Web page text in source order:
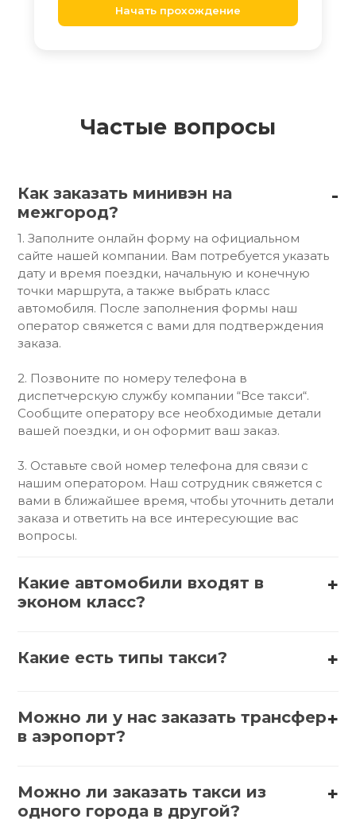
Начать прохождение
Частые вопросы
Как заказать минивэн на
межгород?
1. Заполните онлайн форму на официальном
сайте нашей компании. Вам потребуется указать
дату и время поездки, начальную и конечную
точки маршрута, а также выбрать класс
автомобиля. После заполнения формы наш
оператор свяжется с вами для подтверждения
заказа.
2. Позвоните по номеру телефона в
диспетчерскую службу компании “Все такси“.
Сообщите оператору все необходимые детали
вашей поездки, и он оформит ваш заказ.
3. Оставьте свой номер телефона для связи с
нашим оператором. Наш сотрудник свяжется с
вами в ближайшее время, чтобы уточнить детали
заказа и ответить на все интересующие вас
вопросы.
Какие автомобили входят в
эконом класс?
2. Hyundai – Hyundai Solaris, Hyundai Accent
3. Kia – Kia Rio, Kia Picanto
4. Renault – Renault Logan, Renault Sandero
Какие есть типы такси?
1. Обычное такси – стандартные автомобили,
которые можно вызвать по телефону или через
2. Эконом такси – более доступные варианты,
часто с базовыми услугами.
Можно ли у нас заказать трансфер
в аэропорт?
вариантов:
Можно ли заказать такси из
одного города в другой?